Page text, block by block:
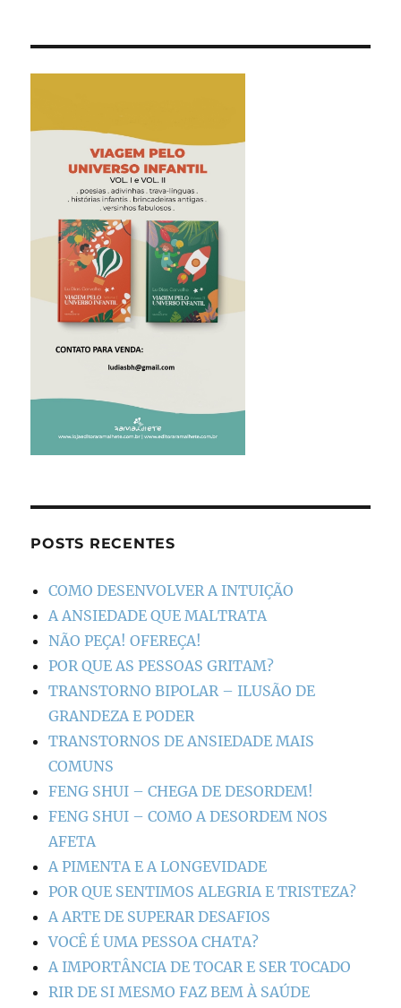
POSTS RECENTES
COMO DESENVOLVER A INTUIÇÃO
A ANSIEDADE QUE MALTRATA
NÃO PEÇA! OFEREÇA!
POR QUE AS PESSOAS GRITAM?
TRANSTORNO BIPOLAR – ILUSÃO DE
GRANDEZA E PODER
TRANSTORNOS DE ANSIEDADE MAIS
COMUNS
FENG SHUI – CHEGA DE DESORDEM!
FENG SHUI – COMO A DESORDEM NOS
AFETA
A PIMENTA E A LONGEVIDADE
POR QUE SENTIMOS ALEGRIA E TRISTEZA?
A ARTE DE SUPERAR DESAFIOS
VOCÊ É UMA PESSOA CHATA?
A IMPORTÂNCIA DE TOCAR E SER TOCADO
RIR DE SI MESMO FAZ BEM À SAÚDE